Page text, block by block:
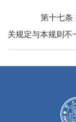
第十七条
关规定与本规则不